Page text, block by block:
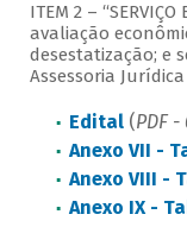
ITEM 2 –
avaliação
desestatização; e
Assessoria
Edital(PDF -
Anexo VII -
Anexo VIII -
Anexo IX -